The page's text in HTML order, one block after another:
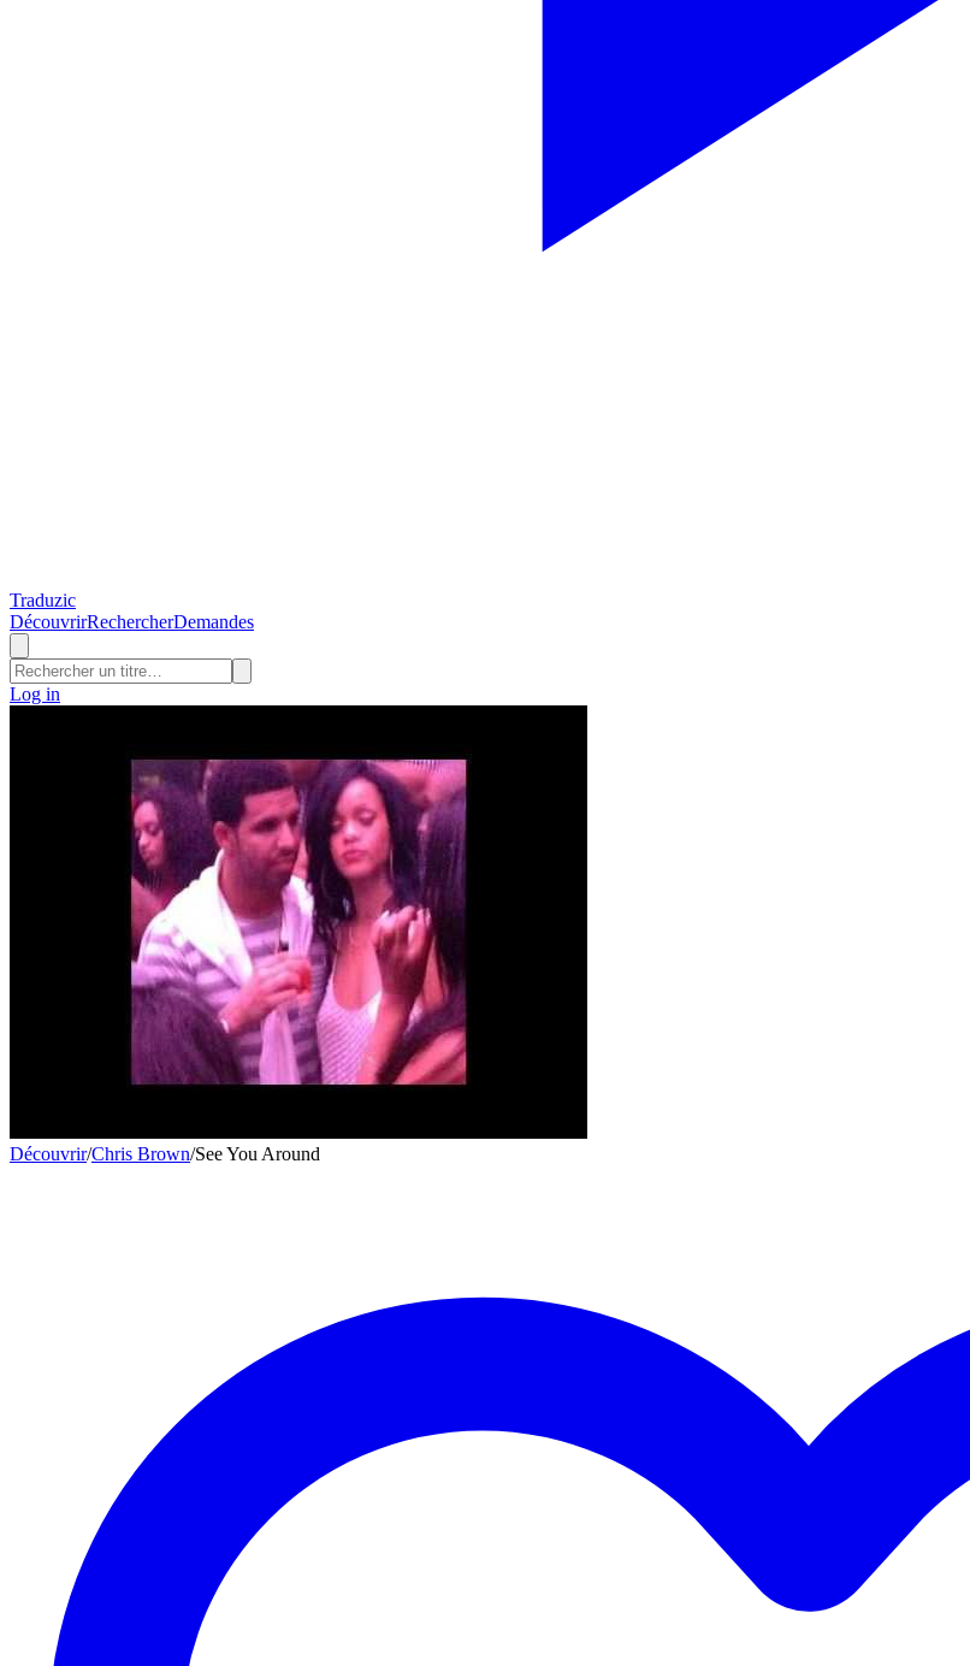
Traduzic
DécouvrirRechercherDemandes
Log in
Découvrir/Chris Brown/See You Around